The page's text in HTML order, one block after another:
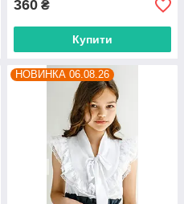
360 ₴
Купити
НОВИНКА 06.08.26